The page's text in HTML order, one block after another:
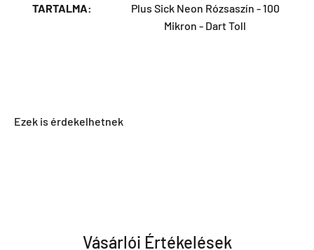
TARTALMA:
Plus Sick Neon Rózsaszín - 100
Mikron - Dart Toll
Vásárlói Értékelések